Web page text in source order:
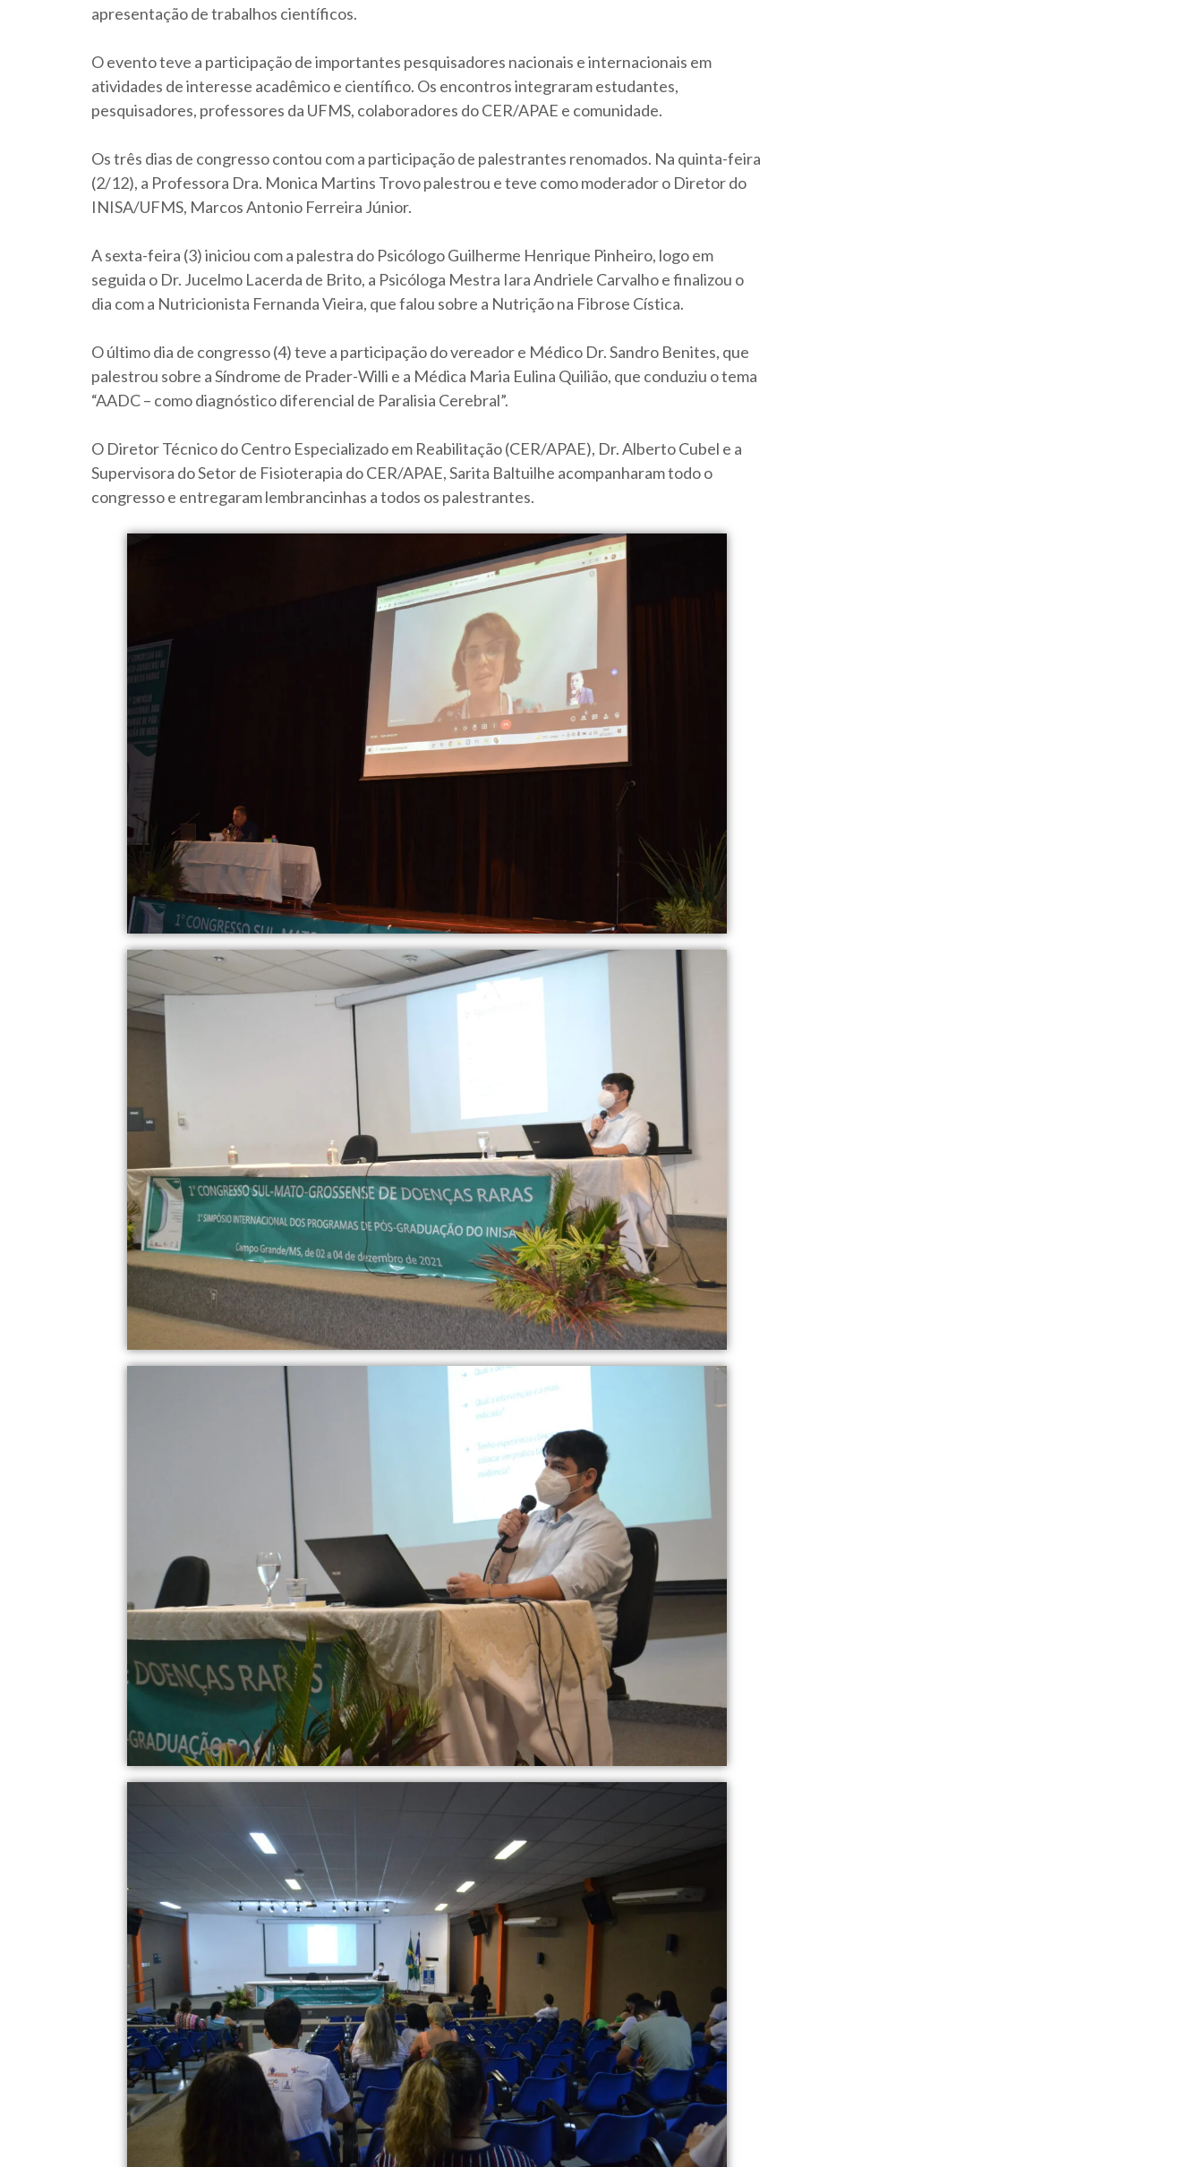
apresentação de trabalhos científicos.
O evento teve a participação de importantes pesquisadores nacionais e internacionais em
atividades de interesse acadêmico e científico. Os encontros integraram estudantes,
pesquisadores, professores da UFMS, colaboradores do CER/APAE e comunidade.
Os três dias de congresso contou com a participação de palestrantes renomados. Na quinta-feira
(2/12), a Professora Dra. Monica Martins Trovo palestrou e teve como moderador o Diretor do
INISA/UFMS, Marcos Antonio Ferreira Júnior.
A sexta-feira (3) iniciou com a palestra do Psicólogo Guilherme Henrique Pinheiro, logo em
seguida o Dr. Jucelmo Lacerda de Brito, a Psicóloga Mestra Iara Andriele Carvalho e finalizou o
dia com a Nutricionista Fernanda Vieira, que falou sobre a Nutrição na Fibrose Cística.
O último dia de congresso (4) teve a participação do vereador e Médico Dr. Sandro Benites, que
palestrou sobre a Síndrome de Prader-Willi e a Médica Maria Eulina Quilião, que conduziu o tema
“AADC – como diagnóstico diferencial de Paralisia Cerebral”.
O Diretor Técnico do Centro Especializado em Reabilitação (CER/APAE), Dr. Alberto Cubel e a
Supervisora do Setor de Fisioterapia do CER/APAE, Sarita Baltuilhe acompanharam todo o
congresso e entregaram lembrancinhas a todos os palestrantes.